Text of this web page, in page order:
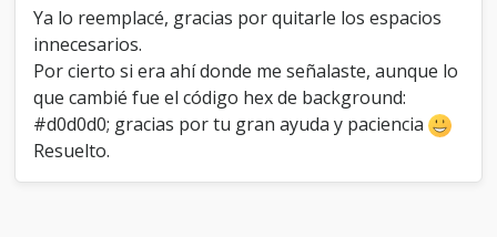
Ya lo reemplacé, gracias por quitarle los espacios
innecesarios.
Por cierto si era ahí donde me señalaste, aunque lo
que cambié fue el código hex de background:
#d0d0d0; gracias por tu gran ayuda y paciencia
Resuelto.